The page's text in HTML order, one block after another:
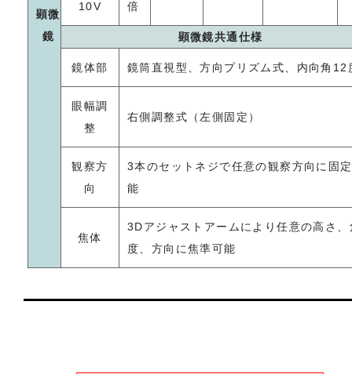
顕微
鏡
10V 倍
顕微鏡共通仕様
鏡体部 鏡筒直視型、方向プリズム式、内向角12
眼幅調
整
右側調整式（左側固定）
観察方
向
3本のセットネジで任意の観察方向に固
能
焦体
3Dアジャストアームにより任意の高さ、
度、方向に焦準可能